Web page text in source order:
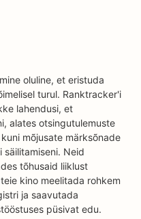
oluline, et eristuda
turul. Ranktracker'i
lahendusi, et
alates otsingutulemuste
mõjusate märksõnade
säilitamiseni. Neid
tõhusaid liiklust
kino meelitada rohkem
ja saavutada
püsivat edu.